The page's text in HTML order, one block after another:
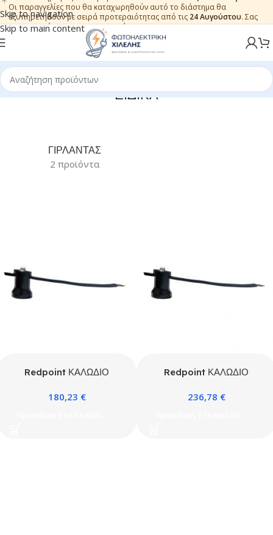
Skip to navigation
Skip to main content
Οι παραγγελίες που θα καταχωρηθούν αυτό το διάστημα θα
εξυπηρετηθούν με σειρά προτεραιότητας από τις 24 Αυγούστου. Σας
ευχαριστούμε για την εμπιστοσύνη.
ΕΙΔΙΚΑ
ΓΙΡΛΑΝΤΑΣ
2 προϊόντα
Redpoint ΚΑΛΩΔΙΟ
2X1,5 ΜΑΥΡΟ
180,23 €
Redpoint ΚΑΛΩΔΙΟ
2X2,5 ΜΑΥΡΟ
236,78 €